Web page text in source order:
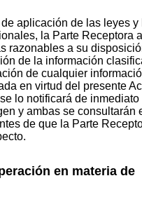
aplicación de las leyes y
la Parte Receptora
razonables a su
de la información
de cualquier
en virtud del presente
lo notificará de
y ambas se consultarán
de que la Parte
en materia de